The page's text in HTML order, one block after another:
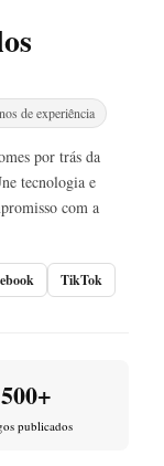
de experiência
por trás da
tecnologia e
com a
TikTok
500+
publicados